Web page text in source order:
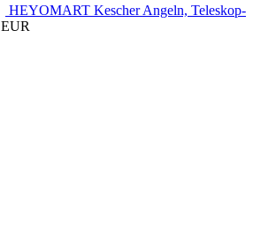
HEYOMART Kescher Angeln, Teleskop-